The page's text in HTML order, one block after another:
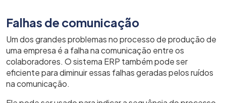
Falhas de comunicação
Um dos grandes problemas no processo de produção de
uma empresa é a falha na comunicação entre os
colaboradores. O sistema ERP também pode ser
eficiente para diminuir essas falhas geradas pelos ruídos
na comunicação.